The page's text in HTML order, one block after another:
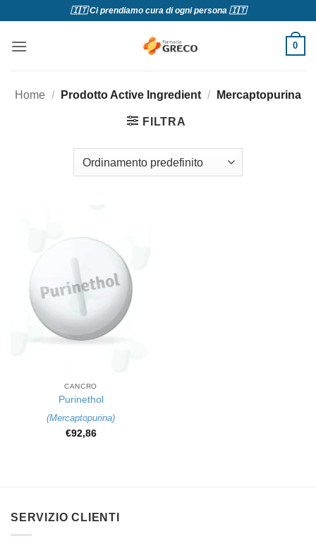
contenuti
🇮🇹 Ci prendiamo cura di ogni persona 🇮🇹
0
Home / Prodotto Active Ingredient / Mercaptopurina
FILTRA
CANCRO
Purinethol
(Mercaptopurina)
€92,86
SERVIZIO CLIENTI